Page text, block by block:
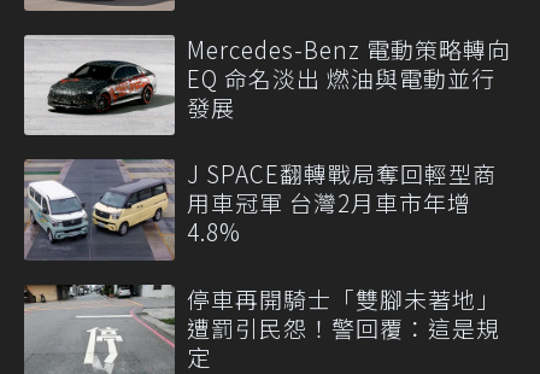
Mercedes-Benz 電動策略轉向
EQ 命名淡出 燃油與電動並行
發展
J SPACE翻轉戰局奪回輕型商
用車冠軍 台灣2月車市年增
4.8%
停車再開騎士「雙腳未著地」
遭罰引民怨！警回覆：這是規
定